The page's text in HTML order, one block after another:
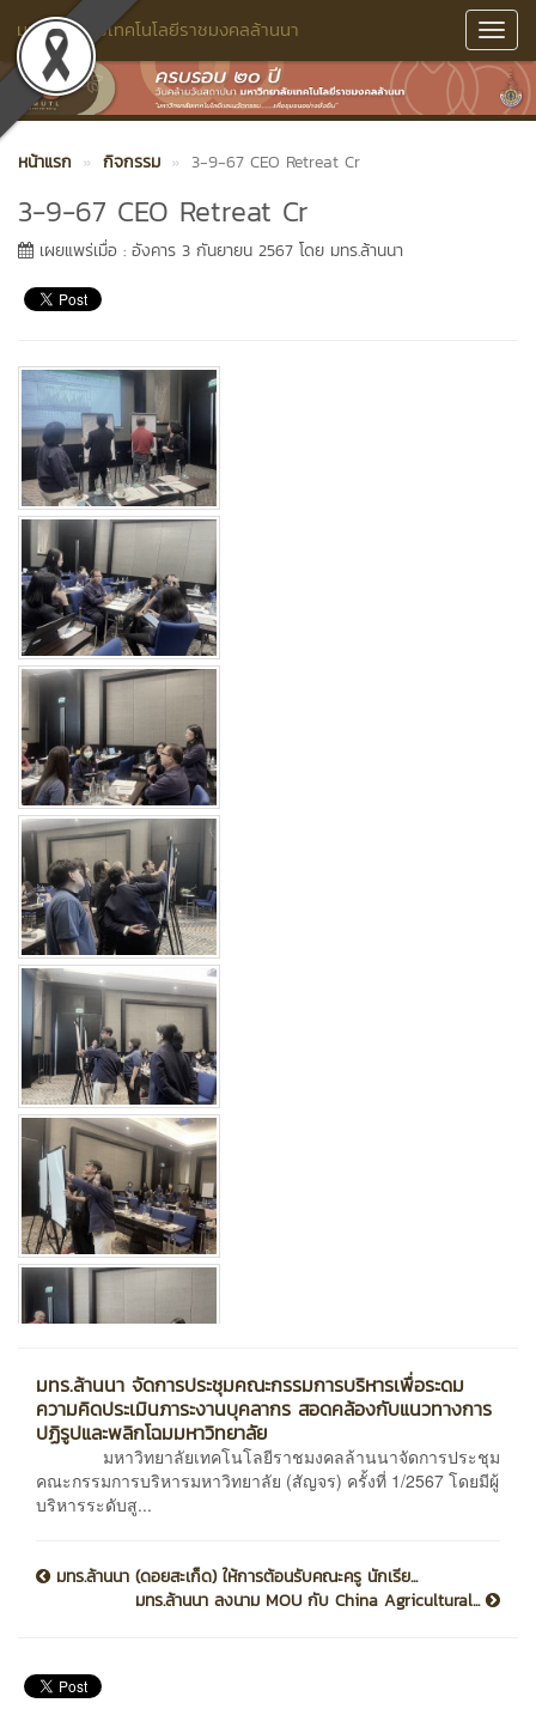
มหาวิทยาลัยเทคโนโลยีราชมงคลล้านนา
หน้าแรก กิจกรรม 3-9-67 CEO Retreat Cr
3-9-67 CEO Retreat Cr
เผยแพร่เมื่อ : อังคาร 3 กันยายน 2567 โดย มทร.ล้านนา
มทร.ล้านนา จัดการประชุมคณะกรรมการบริหารเพื่อระดม
ความคิดประเมินภาระงานบุคลากร สอดคล้องกับแนวทางการ
ปฏิรูปและพลิกโฉมมหาวิทยาลัย
มหาวิทยาลัยเทคโนโลยีราชมงคลล้านนาจัดการประชุม
คณะกรรมการบริหารมหาวิทยาลัย (สัญจร) ครั้งที่ 1/2567 โดยมีผู้
บริหารระดับสู...
มทร.ล้านนา (ดอยสะเก็ด) ให้การต้อนรับคณะครู นักเรีย...
มทร.ล้านนา ลงนาม MOU กับ China Agricultural...